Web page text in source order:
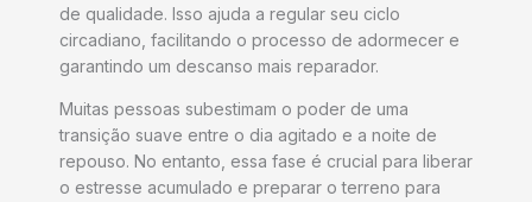
de qualidade. Isso ajuda a regular seu ciclo
circadiano, facilitando o processo de adormecer e
garantindo um descanso mais reparador.
Muitas pessoas subestimam o poder de uma
transição suave entre o dia agitado e a noite de
repouso. No entanto, essa fase é crucial para liberar
o estresse acumulado e preparar o terreno para